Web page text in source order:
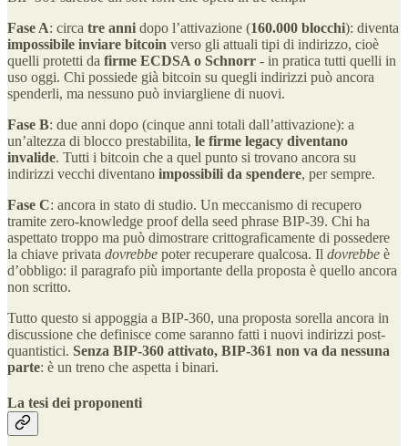
Fase A: circa tre anni dopo l’attivazione (160.000 blocchi): diventa
impossibile inviare bitcoin verso gli attuali tipi di indirizzo, cioè
quelli protetti da firme ECDSA o Schnorr - in pratica tutti quelli in
uso oggi. Chi possiede già bitcoin su quegli indirizzi può ancora
spenderli, ma nessuno può inviargliene di nuovi.
Fase B: due anni dopo (cinque anni totali dall’attivazione): a
un’altezza di blocco prestabilita, le firme legacy diventano
invalide. Tutti i bitcoin che a quel punto si trovano ancora su
indirizzi vecchi diventano impossibili da spendere, per sempre.
Fase C: ancora in stato di studio. Un meccanismo di recupero
tramite zero-knowledge proof della seed phrase BIP-39. Chi ha
aspettato troppo ma può dimostrare crittograficamente di possedere
la chiave privata dovrebbe poter recuperare qualcosa. Il dovrebbe è
d’obbligo: il paragrafo più importante della proposta è quello ancora
non scritto.
Tutto questo si appoggia a BIP-360, una proposta sorella ancora in
discussione che definisce come saranno fatti i nuovi indirizzi post-
quantistici. Senza BIP-360 attivato, BIP-361 non va da nessuna
parte: è un treno che aspetta i binari.
La tesi dei proponenti